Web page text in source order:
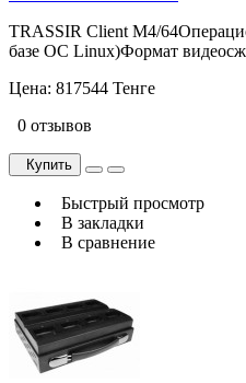
TRASSIR Client M4/
базе ОС Linux)Формат
Цена: 817544 Тенге
0 отзывов
Купить
Быстрый просмотр
В закладки
В сравнение